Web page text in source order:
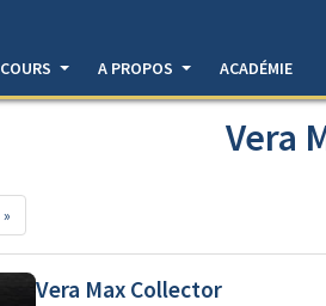
COURS A PROPOS ACADÉMIE
Vera
»
Vera Max Collector